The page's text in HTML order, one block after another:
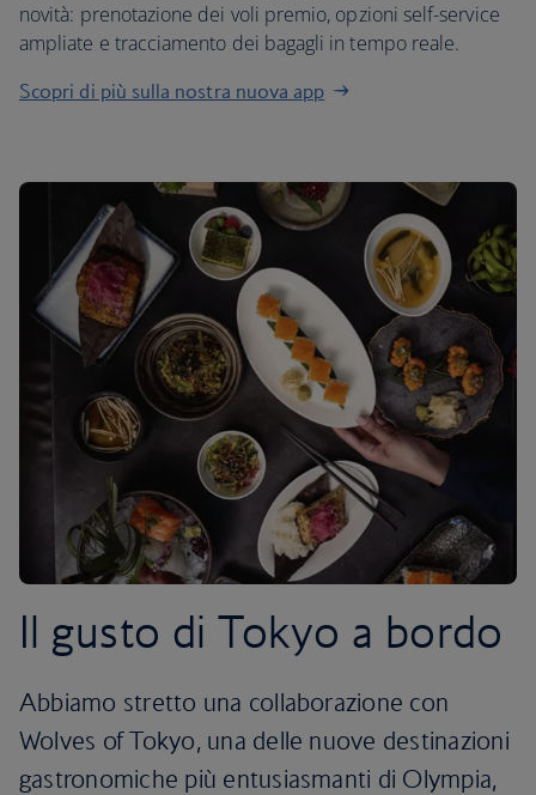
novità: prenotazione dei voli premio, opzioni self-service
ampliate e tracciamento dei bagagli in tempo reale.
Scopri di più sulla nostra nuova app
Il gusto di Tokyo a bordo
Abbiamo stretto una collaborazione con
Wolves of Tokyo, una delle nuove destinazioni
gastronomiche più entusiasmanti di Olympia,